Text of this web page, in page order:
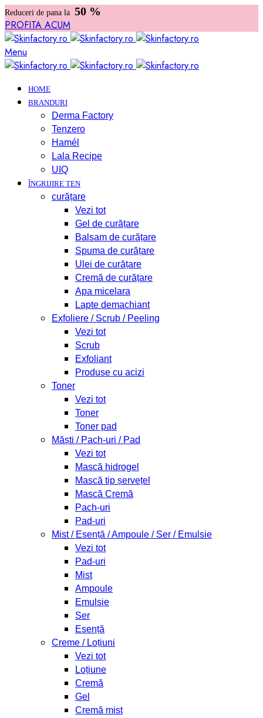
Reduceri de pana la 50 %
PROFITA ACUM
Menu
HOME
BRANDURI
Derma Factory
Tenzero
Hamél
Lala Recipe
UIQ
ÎNGRIJIRE TEN
curățare
Vezi tot
Gel de curățare
Balsam de curățare
Spuma de curățare
Ulei de curățare
Cremă de curățare
Apa micelara
Lapte demachiant
Exfoliere / Scrub / Peeling
Vezi tot
Scrub
Exfoliant
Produse cu acizi
Toner
Vezi tot
Toner
Toner pad
Măști / Pach-uri / Pad
Vezi tot
Mască hidrogel
Mască tip șervețel
Mască Cremă
Pach-uri
Pad-uri
Mist / Esență / Ampoule / Ser / Emulsie
Vezi tot
Pad-uri
Mist
Ampoule
Emulsie
Ser
Esență
Creme / Loțiuni
Vezi tot
Loțiune
Cremă
Gel
Cremă mist